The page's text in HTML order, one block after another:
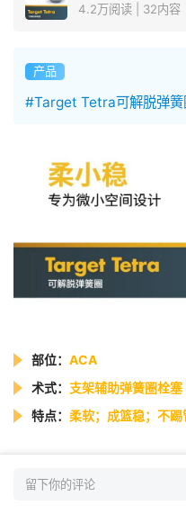
4.2万阅读 | 32内容
产品
#Target Tetra可解脱弹簧
部位： ACA
术式： 支架辅助弹簧圈栓塞
特点： 柔软；成篮稳；不踢
留下你的评论